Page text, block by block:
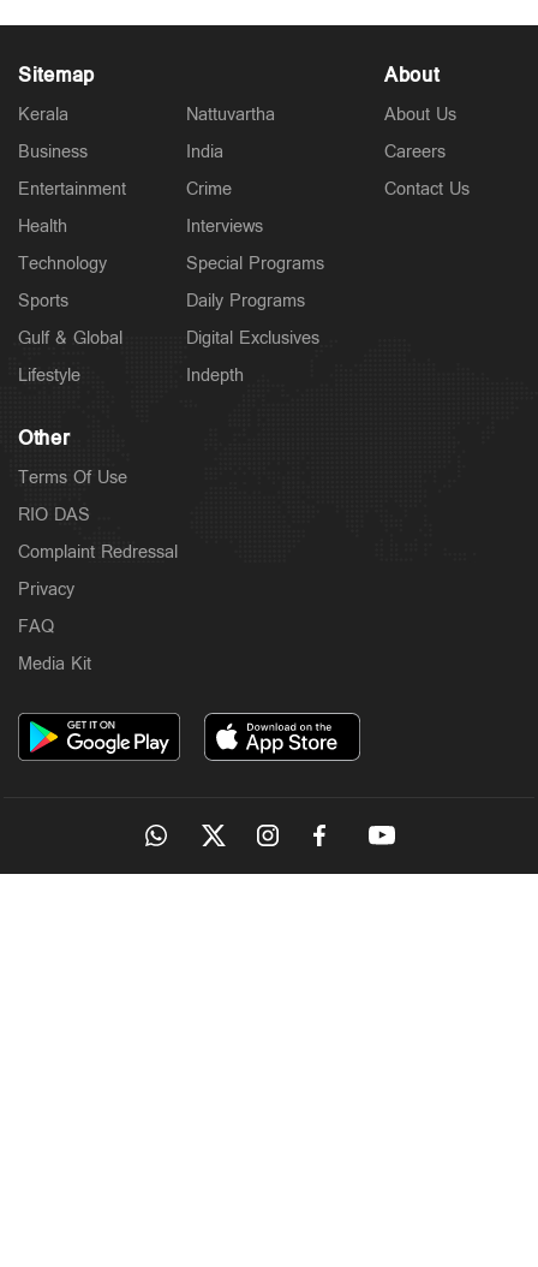
Sitemap
Kerala
Business
Entertainment
Health
Technology
Sports
Gulf & Global
Lifestyle
Nattuvartha
India
Crime
Interviews
Special Programs
Daily Programs
Digital Exclusives
Indepth
About
About Us
Careers
Contact Us
Other
Terms Of Use
RIO DAS
Complaint Redressal
Privacy
FAQ
Media Kit